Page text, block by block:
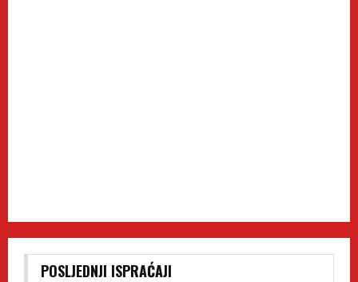
POSLJEDNJI ISPRAĆAJI